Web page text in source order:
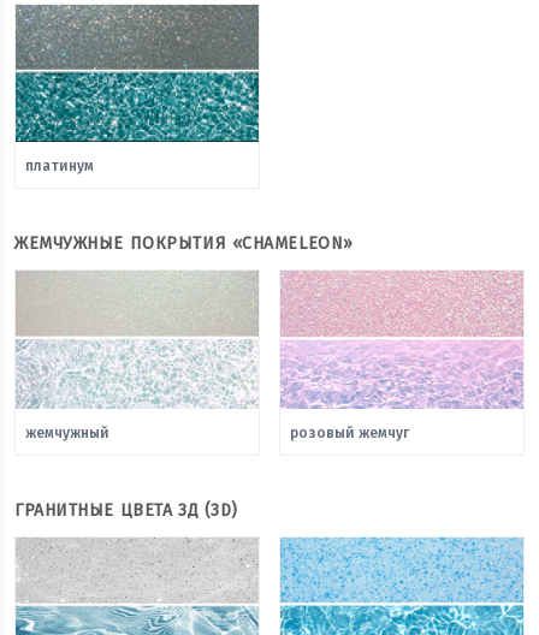
платинум
ЖЕМЧУЖНЫЕ ПОКРЫТИЯ «CHAMELEON»
жемчужный розовый жемчуг
ГРАНИТНЫЕ ЦВЕТА 3Д (3D)